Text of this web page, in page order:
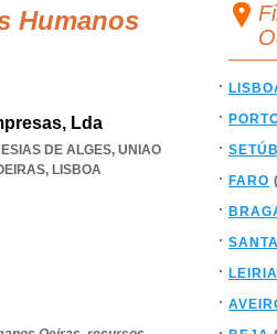
Humanos
Lda
DE ALGES, UNIAO
, LISBOA
FARO
LEIRIA